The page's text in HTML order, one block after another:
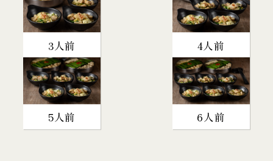
3人前 4人前
5人前 6人前